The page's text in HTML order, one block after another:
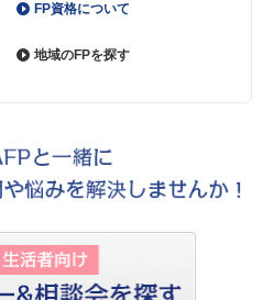
FP資格について
地域のFPを探す